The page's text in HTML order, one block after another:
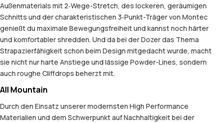
Außenmaterials mit 2‑Wege-Stretch, des lockeren, geräumigen
Schnitts und der charakteristischen 3‑Punkt-Träger von Montec
genießt du maximale Bewegungsfreiheit und kannst noch härter
und komfortabler shredden. Und da bei der Dozer das Thema
Strapazierfähigkeit schon beim Design mitgedacht wurde, macht
sie nicht nur harte Anstiege und lässige Powder-Lines, sondern
auch roughe Cliffdrops beherzt mit.
All Mountain
Durch den Einsatz unserer modernsten High Performance
Materialien und dem Schwerpunkt auf Nachhaltigkeit bei der